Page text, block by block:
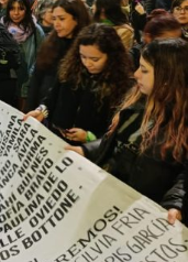
en disputa.